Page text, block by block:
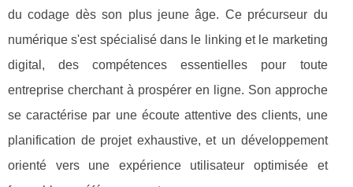
du codage dès son plus jeune âge. Ce précurseur du
numérique s'est spécialisé dans le linking et le marketing
digital, des compétences essentielles pour toute
entreprise cherchant à prospérer en ligne. Son approche
se caractérise par une écoute attentive des clients, une
planification de projet exhaustive, et un développement
orienté vers une expérience utilisateur optimisée et